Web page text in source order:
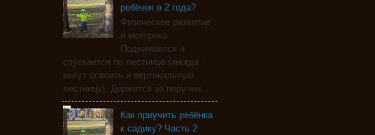
ребёнок в 2 года?
Физическое развитие
и моторика
Поднимается и
спускается по лестнице (иногда
могут освоить и вертикальную
лестницу). Держится за поручен...
Как приучить ребёнка
к садику? Часть 2